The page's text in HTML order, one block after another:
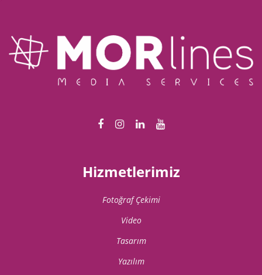
Hizmetlerimiz
Fotoğraf Çekimi
Video
Tasarım
Yazılım